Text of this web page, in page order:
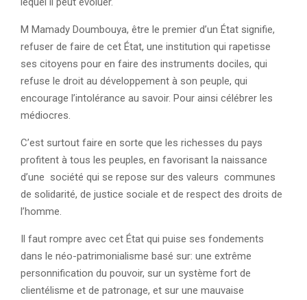
M Mamady Doumbouya, être le premier d’un État signifie,
refuser de faire de cet État, une institution qui rapetisse
ses citoyens pour en faire des instruments dociles, qui
refuse le droit au développement à son peuple, qui
encourage l’intolérance au savoir. Pour ainsi célébrer les
médiocres.
C’est surtout faire en sorte que les richesses du pays
profitent à tous les peuples, en favorisant la naissance
d’une société qui se repose sur des valeurs communes
de solidarité, de justice sociale et de respect des droits de
l’homme.
Il faut rompre avec cet État qui puise ses fondements
dans le néo-patrimonialisme basé sur: une extrême
personnification du pouvoir, sur un système fort de
clientélisme et de patronage, et sur une mauvaise